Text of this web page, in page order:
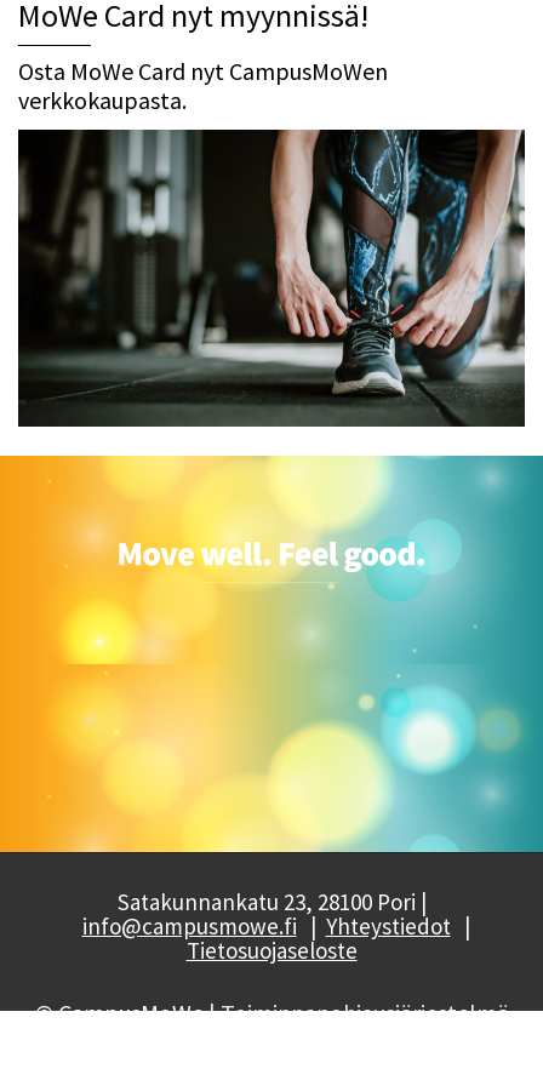
MoWe Card nyt myynnissä!
Osta MoWe Card nyt CampusMoWen
verkkokaupasta.
Satakunnankatu 23, 28100 Pori |
info@campusmowe.fi | Yhteystiedot |
Tietosuojaseloste
© CampusMoWe| Toiminnanohjausjärjestelmä